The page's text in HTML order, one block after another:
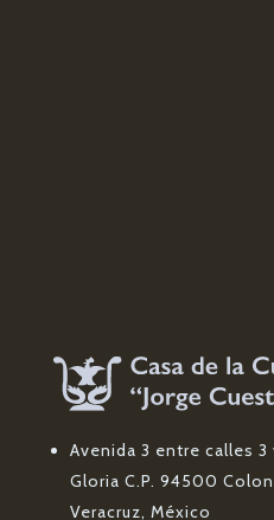
Avenida 3 entre calles
Gloria C.P. 94500
Veracruz, México